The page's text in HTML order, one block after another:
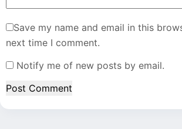
Save my name and email in this
next time I comment.
Notify me of new posts by email.
Post Comment